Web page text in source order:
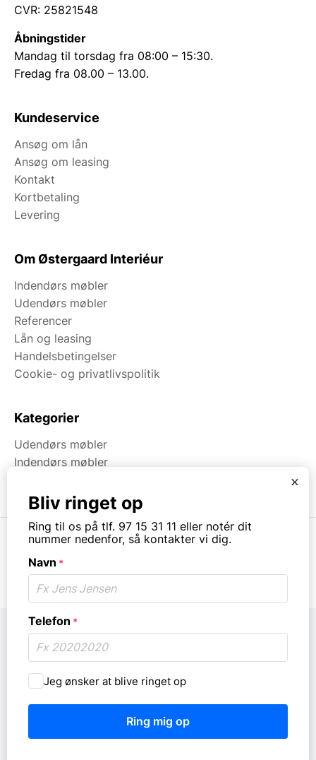
CVR: 25821548
Åbningstider
Mandag til torsdag fra 08:00 – 15:30.
Fredag fra 08.00 – 13.00.
Kundeservice
Ansøg om lån
Ansøg om leasing
Kontakt
Kortbetaling
Levering
Om Østergaard Interiéur
Indendørs møbler
Udendørs møbler
Referencer
Lån og leasing
Handelsbetingelser
Cookie- og privatlivspolitik
Kategorier
Udendørs møbler
Indendørs møbler
© Copyright. All rights reserved.
x
Bliv ringet op
Ring til os på tlf. 97 15 31 11 eller notér dit
nummer nedenfor, så kontakter vi dig.
Navn *
Telefon *
Må
vi
ringe
Jeg ønsker at blive ringet op